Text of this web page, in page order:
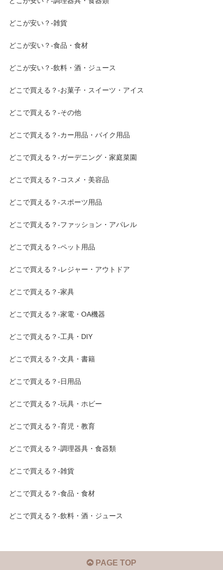
どこが安い？-雑貨
どこが安い？-食品・食材
どこが安い？-飲料・酒・ジュース
どこで買える？-お菓子・スイーツ・アイス
どこで買える？-その他
どこで買える？-カー用品・バイク用品
どこで買える？-ガーデニング・家庭菜園
どこで買える？-コスメ・美容品
どこで買える？-スポーツ用品
どこで買える？-ファッション・アパレル
どこで買える？-ペット用品
どこで買える？-レジャー・アウトドア
どこで買える？-家具
どこで買える？-家電・OA機器
どこで買える？-工具・DIY
どこで買える？-文具・書籍
どこで買える？-日用品
どこで買える？-玩具・ホビー
どこで買える？-育児・教育
どこで買える？-調理器具・食器類
どこで買える？-雑貨
どこで買える？-食品・食材
どこで買える？-飲料・酒・ジュース
PAGE TOP